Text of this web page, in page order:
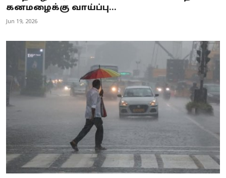
கனமழைக்கு வாய்ப்பு...
Jun 19, 2026